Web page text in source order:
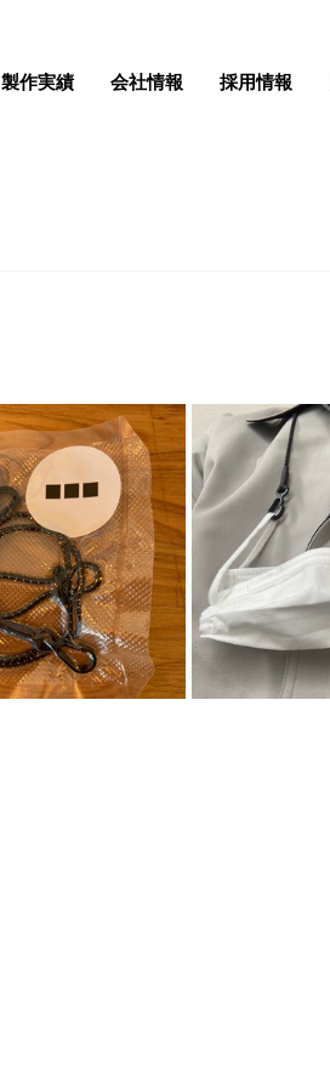
製作実績 会社情報 採用情報